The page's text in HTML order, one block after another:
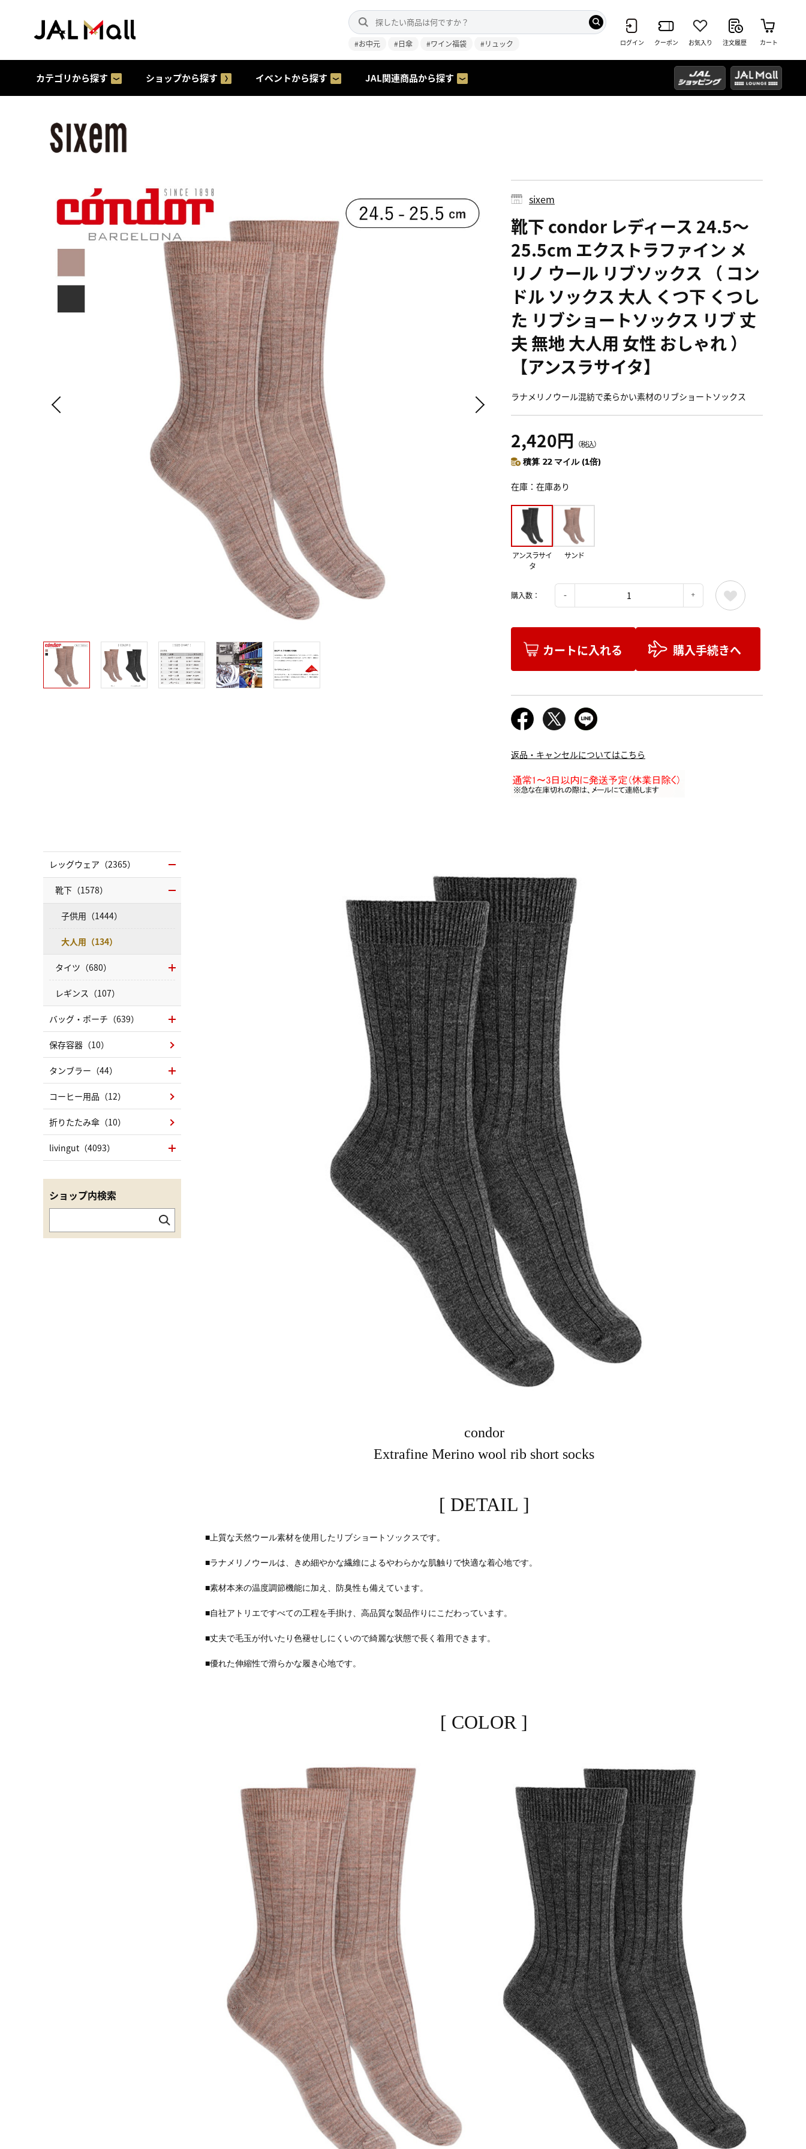
#お中元 #日傘 #ワイン福袋 #リュック ログイン クーポン お気入り 注文履歴 カート
カテゴリから探す ショップから探す イベントから探す JAL関連商品から探す
sixem
靴下 condor レディース 24.5～
25.5cm エクストラファイン メ
リノ ウール リブソックス （ コン
ドル ソックス 大人 くつ下 くつし
た リブショートソックス リブ 丈
夫 無地 大人用 女性 おしゃれ ）
【アンスラサイタ】
ラナメリノウール混紡で柔らかい素材のリブショートソックス
2,420円 （税込）
積算 22 マイル (1倍)
在庫 在庫あり
アンスラサイ
タ
サンド
購入数：
カートに入れる 購入手続きへ
返品・キャンセルについてはこちら
condor
Extrafine Merino wool rib short socks
[ DETAIL ]
■上質な天然ウール素材を使用したリブショートソックスです。
■ラナメリノウールは、きめ細やかな繊維によるやわらかな肌触りで快適な着心地です。
■素材本来の温度調節機能に加え、防臭性も備えています。
■自社アトリエですべての工程を手掛け、高品質な製品作りにこだわっています。
■丈夫で毛玉が付いたり色褪せしにくいので綺麗な状態で長く着用できます。
■優れた伸縮性で滑らかな履き心地です。
[ COLOR ]
レッグウェア（2365）
靴下（1578）
子供用（1444）
大人用（134）
タイツ（680）
レギンス（107）
バッグ・ポーチ（639）
保存容器（10）
タンブラー（44）
コーヒー用品（12）
折りたたみ傘（10）
livingut（4093）
ショップ内検索